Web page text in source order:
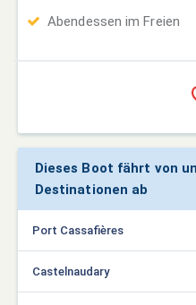
Abendessen im Freien
Dieses Boot fährt von
Destinationen ab
Port Cassafières
Castelnaudary